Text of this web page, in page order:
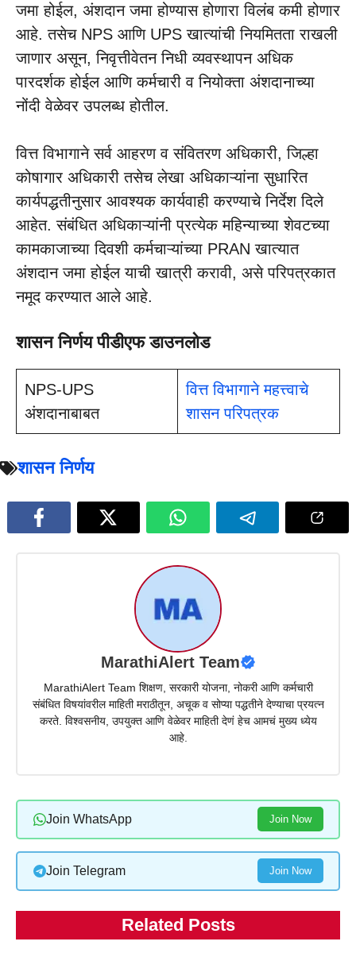
जमा होईल, अंशदान जमा होण्यास होणारा विलंब कमी होणार
आहे. तसेच NPS आणि UPS खात्यांची नियमितता राखली
जाणार असून, निवृत्तीवेतन निधी व्यवस्थापन अधिक
पारदर्शक होईल आणि कर्मचारी व नियोक्ता अंशदानाच्या
नोंदी वेळेवर उपलब्ध होतील.
वित्त विभागाने सर्व आहरण व संवितरण अधिकारी, जिल्हा
कोषागार अधिकारी तसेच लेखा अधिकाऱ्यांना सुधारित
कार्यपद्धतीनुसार आवश्यक कार्यवाही करण्याचे निर्देश दिले
आहेत. संबंधित अधिकाऱ्यांनी प्रत्येक महिन्याच्या शेवटच्या
कामकाजाच्या दिवशी कर्मचाऱ्यांच्या PRAN खात्यात
अंशदान जमा होईल याची खात्री करावी, असे परिपत्रकात
नमूद करण्यात आले आहे.
शासन निर्णय पीडीएफ डाउनलोड
NPS-UPS
अंशदानाबाबत
वित्त विभागाने महत्त्वाचे
शासन परिपत्रक
शासन निर्णय
MarathiAlert Team
MarathiAlert Team शिक्षण, सरकारी योजना, नोकरी आणि कर्मचारी
संबंधित विषयांवरील माहिती मराठीतून, अचूक व सोप्या पद्धतीने देण्याचा प्रयत्न
करते. विश्वसनीय, उपयुक्त आणि वेळेवर माहिती देणं हेच आमचं मुख्य ध्येय
आहे.
Join WhatsApp Join Now
Join Telegram Join Now
Related Posts